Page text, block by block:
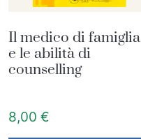
Il medico di famiglia
e le abilità di
counselling
8,00 €